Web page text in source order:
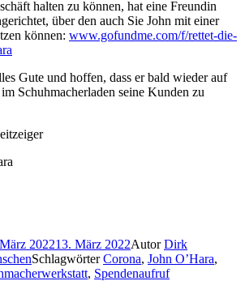
halten zu können, hat eine Freundin
über den auch Sie John mit einer
können: www.gofundme.com/f/rettet-die-
Gute und hoffen, dass er bald wieder auf
Schuhmacherladen seine Kunden zu
202213. März 2022AutorDirk
SchlagwörterCorona, John O’Hara,
, Spendenaufruf